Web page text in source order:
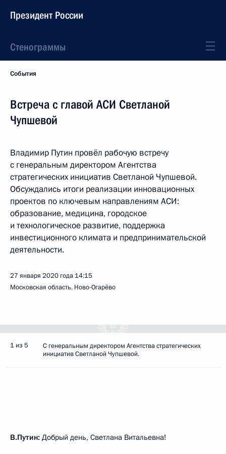
Президент России
Стенограммы
События
Встреча с главой АСИ Светланой
Чупшевой
Владимир Путин провёл рабочую встречу
с генеральным директором Агентства
стратегических инициатив Светланой Чупшевой.
Обсуждались итоги реализации инновационных
проектов по ключевым направлениям АСИ:
образование, медицина, городское
и технологическое развитие, поддержка
инвестиционного климата и предпринимательской
деятельности.
27 января 2020 года 14:15
Московская область, Ново-Огарёво
1 из 5
С генеральным директором Агентства стратегических
инициатив Светланой Чупшевой.
В.Путин: Добрый день, Светлана Витальевна!